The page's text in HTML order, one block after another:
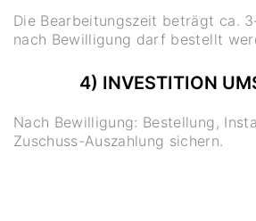
Die Bearbeitungszeit beträgt ca.
nach Bewilligung darf bestellt
4) INVESTITION
Nach Bewilligung: Bestellung,
Zuschuss-Auszahlung sichern.